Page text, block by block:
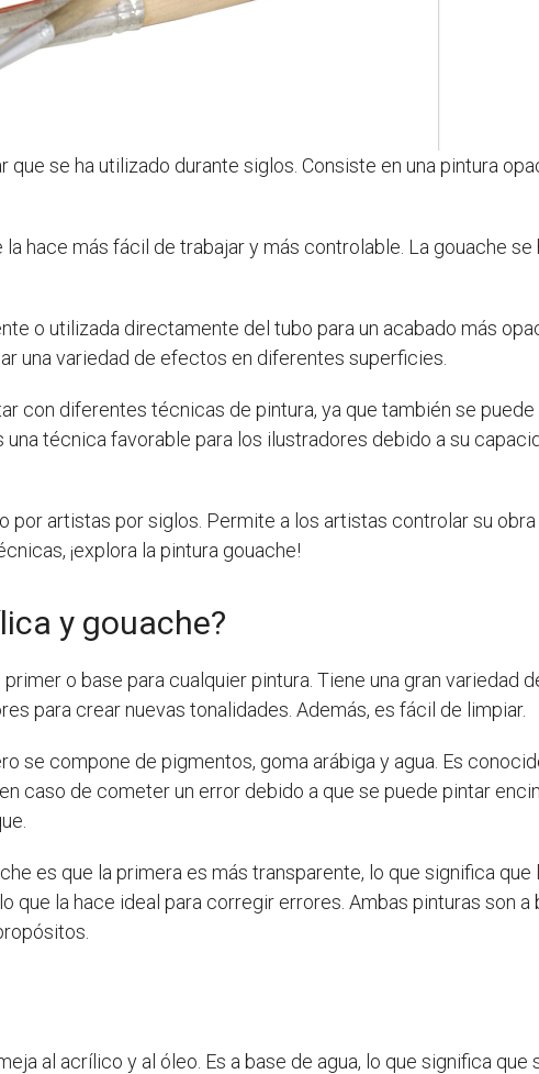
se ha utilizado durante siglos. Consiste en una pintura
hace más fácil de trabajar y más controlable. La gouache se
o utilizada directamente del tubo para un acabado más
una variedad de efectos en diferentes superficies.
con diferentes técnicas de pintura, ya que también se puede
técnica favorable para los ilustradores debido a su
por artistas por siglos. Permite a los artistas controlar su
¡explora la pintura gouache!
y gouache?
o base para cualquier pintura. Tiene una gran variedad
para crear nuevas tonalidades. Además, es fácil de limpiar.
se compone de pigmentos, goma arábiga y agua. Es
caso de cometer un error debido a que se puede pintar
es que la primera es más transparente, lo que significa que
que la hace ideal para corregir errores. Ambas pinturas son a
al acrílico y al óleo. Es a base de agua, lo que significa que